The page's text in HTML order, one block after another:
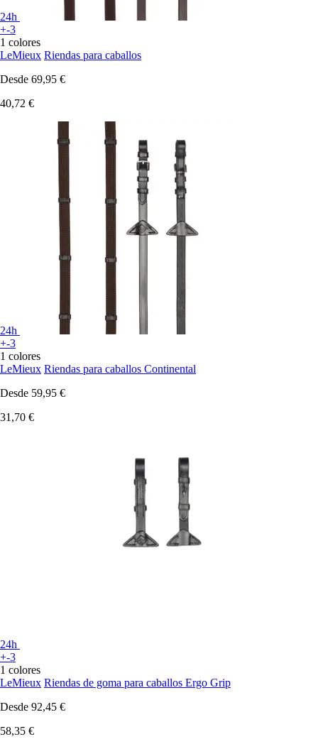
24h
+-3
1 colores
LeMieux Riendas para caballos
Desde 69,95 €
40,72 €
24h
+-3
1 colores
LeMieux Riendas para caballos Continental
Desde 59,95 €
31,70 €
24h
+-3
1 colores
LeMieux Riendas de goma para caballos Ergo Grip
Desde 92,45 €
58,35 €